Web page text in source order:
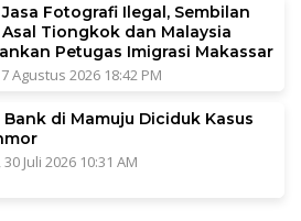
Fotografi Ilegal, Sembilan
Asal Tiongkok dan Malaysia
Petugas Imigrasi Makassar
Agustus 2026 18:42 PM
Bank di Mamuju Diciduk Kasus
Juli 2026 10:31 AM